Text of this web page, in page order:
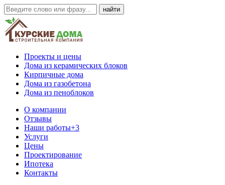
Проекты и цены
Дома из керамических блоков
Кирпичные дома
Дома из газобетона
Дома из пеноблоков
О компании
Отзывы
Наши работы+3
Услуги
Цены
Проектирование
Ипотека
Контакты